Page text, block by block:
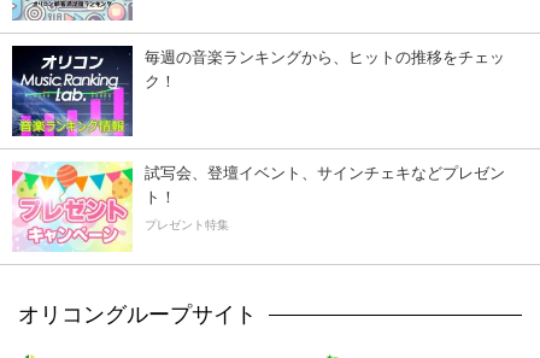
毎週の音楽ランキングから、ヒットの推移をチェッ
ク！
試写会、登壇イベント、サインチェキなどプレゼン
ト！
プレゼント特集
オリコングループサイト